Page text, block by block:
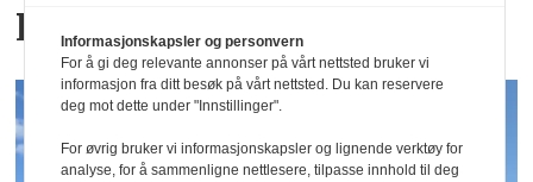
Lanserer Host America
Informasjonskapsler og personvern
For å gi deg relevante annonser på vårt nettsted bruker vi
informasjon fra ditt besøk på vårt nettsted. Du kan reservere
deg mot dette under "Innstillinger".
For øvrig bruker vi informasjonskapsler og lignende verktøy for
analyse, for å sammenligne nettlesere, tilpasse innhold til deg